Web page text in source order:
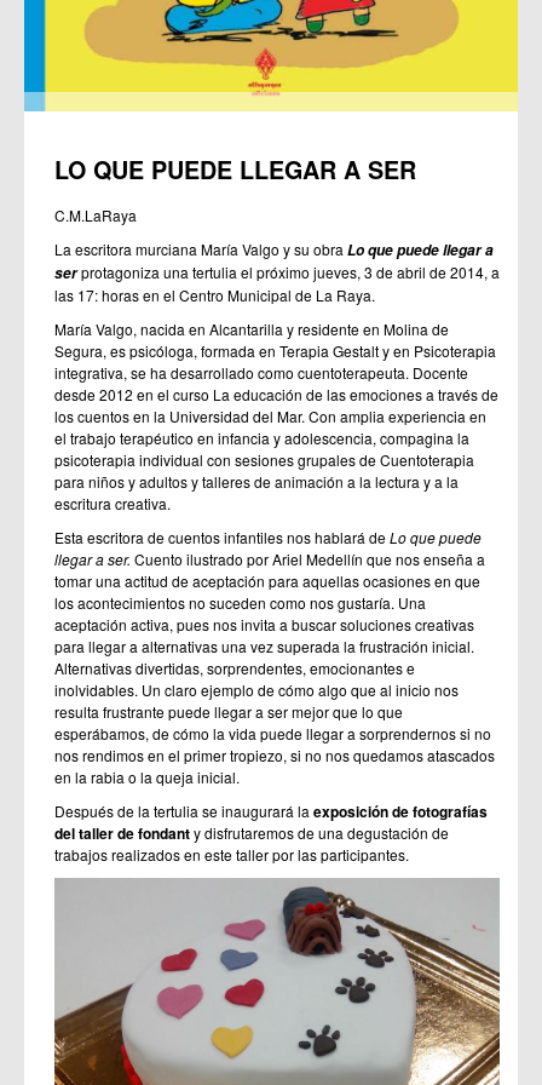
LO QUE PUEDE LLEGAR A SER
C.M.LaRaya
La escritora murciana María Valgo y su obra Lo que puede llegar a
serprotagoniza una tertulia el próximo jueves, 3 de abril de 2014, a
las 17: horas en el Centro Municipal de La Raya.
María Valgo, nacida en Alcantarilla y residente en Molina de
Segura, es psicóloga, formada en Terapia Gestalt y en Psicoterapia
integrativa, se ha desarrollado como cuentoterapeuta. Docente
desde 2012 en el curso La educación de las emociones a través de
los cuentos en la Universidad del Mar. Con amplia experiencia en
el trabajo terapéutico en infancia y adolescencia, compagina la
psicoterapia individual con sesiones grupales de Cuentoterapia
para niños y adultos y talleres de animación a la lectura y a la
escritura creativa.
Esta escritora de cuentos infantiles nos hablará deLo que puede
llegar a ser. Cuento ilustrado por Ariel Medellín que nos enseña a
tomar una actitud de aceptación para aquellas ocasiones en que
los acontecimientos no suceden como nos gustaría. Una
aceptación activa, pues nos invita a buscar soluciones creativas
para llegar a alternativas una vez superada la frustración inicial.
Alternativas divertidas, sorprendentes, emocionantes e
inolvidables. Un claro ejemplo de cómo algo que al inicio nos
resulta frustrante puede llegar a ser mejor que lo que
esperábamos, de cómo la vida puede llegar a sorprendernos si no
nos rendimos en el primer tropiezo, si no nos quedamos atascados
en la rabia o la queja inicial.
Después de la tertulia se inaugurará la exposición de fotografías
del taller de fondanty disfrutaremos de una degustación de
trabajos realizados en este taller por las participantes.